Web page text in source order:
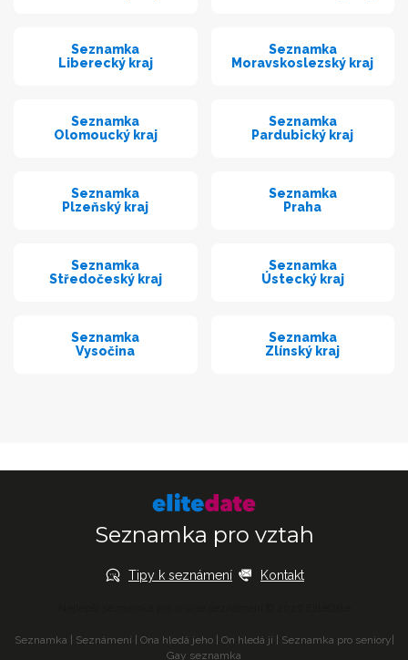
Seznamka
Liberecký kraj
Seznamka
Moravskoslezský kraj
Seznamka
Olomoucký kraj
Seznamka
Pardubický kraj
Seznamka
Plzeňský kraj
Seznamka
Praha
Seznamka
Středočeský kraj
Seznamka
Ústecký kraj
Seznamka
Vysočina
Seznamka
Zlínský kraj
Seznamka pro vztah
Tipy k seznámení Kontakt
Seznamka Seznámení Ona hledá jeho| On hledá ji Seznamka pro seniory
Gay seznamka